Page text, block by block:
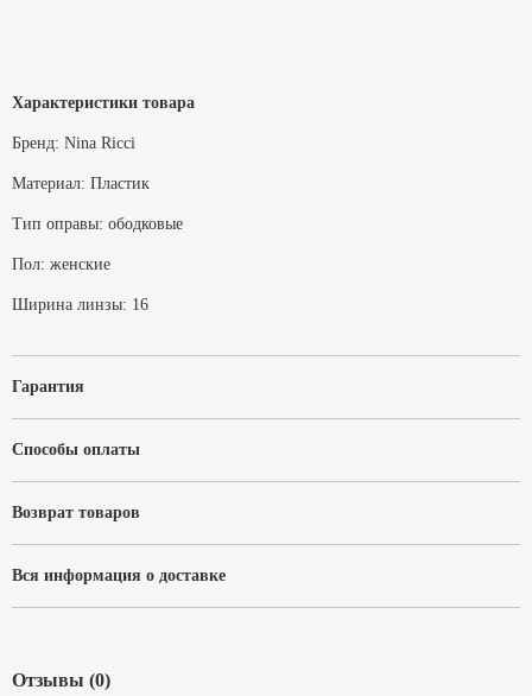
Характеристики товара
Бренд: Nina Ricci
Материал: Пластик
Тип оправы: ободковые
Пол: женские
Ширина линзы: 16
Гарантия
Способы оплаты
Возврат товаров
Вся информация о доставке
Отзывы (0)